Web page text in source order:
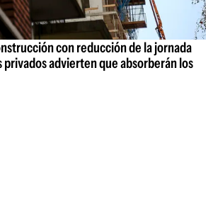
con reducción de la jornada
advierten que absorberán los